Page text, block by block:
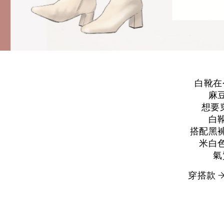
白靴
麻
想要
白
搭配黑
米白
穿搭款